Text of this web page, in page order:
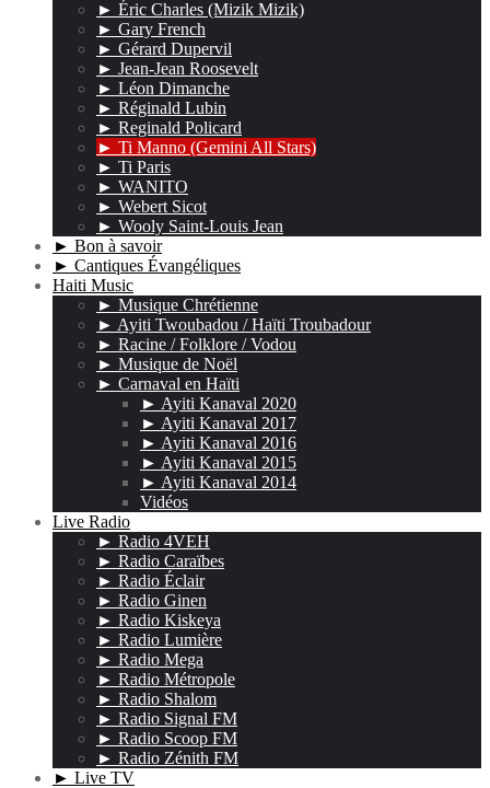
► Éric Charles (Mizik Mizik)
► Gary French
► Gérard Dupervil
► Jean-Jean Roosevelt
► Léon Dimanche
► Réginald Lubin
► Reginald Policard
► Ti Manno (Gemini All Stars)
► Ti Paris
► WANITO
► Webert Sicot
► Wooly Saint-Louis Jean
► Bon à savoir
► Cantiques Évangéliques
Haiti Music
► Musique Chrétienne
► Ayiti Twoubadou / Haïti Troubadour
► Racine / Folklore / Vodou
► Musique de Noël
► Carnaval en Haïti
► Ayiti Kanaval 2020
► Ayiti Kanaval 2017
► Ayiti Kanaval 2016
► Ayiti Kanaval 2015
► Ayiti Kanaval 2014
Vidéos
Live Radio
► Radio 4VEH
► Radio Caraïbes
► Radio Éclair
► Radio Ginen
► Radio Kiskeya
► Radio Lumière
► Radio Mega
► Radio Métropole
► Radio Shalom
► Radio Signal FM
► Radio Scoop FM
► Radio Zénith FM
► Live TV